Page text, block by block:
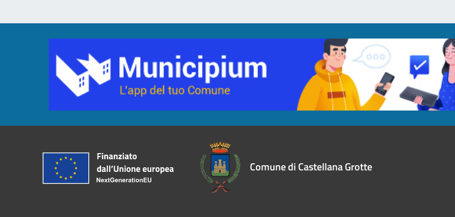
Comune di Castellana Grotte